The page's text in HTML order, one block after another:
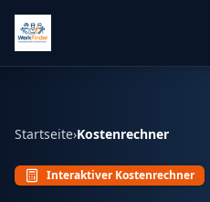
Startseite›Kostenrechner
Interaktiver Kostenrechner